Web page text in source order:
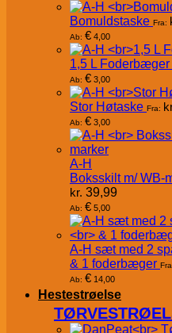
Bomuldstaske Fra:
Ab: € 4,00
1,5 L Foderbæger
Ab: € 3,00
Stor Høtaske Fra:
Ab: € 3,00
A-H
Boksskilt m/ WB-
kr. 39,99
Ab: € 5,00
A-H sæt med 2
& 1 foderbæger
Ab: € 14,00
Hestestrøelse